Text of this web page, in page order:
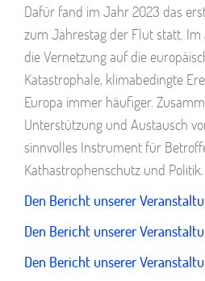
Dafür fand im Jahr 2023 das
zum Jahrestag der Flut statt.
die Vernetzung auf die
Katastrophale, klimabedingte
Europa immer häufiger.
Unterstützung und Austausch
sinnvolles Instrument für
Kathastrophenschutz und Politik.
Den Bericht unserer
Den Bericht unserer
Den Bericht unserer